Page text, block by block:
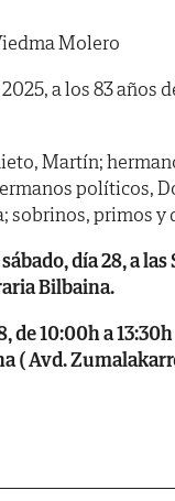
Molero
a los 83 años
Martín;
políticos,
sobrinos, primos y
día 28, a
Bilbaina.
de 10:00h a
( Avd.